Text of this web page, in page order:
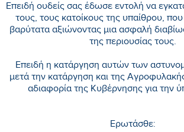
Επειδή ουδείς σας έδωσε εντολή να
τους, τους κατοίκους της υπαίθρου,
βαρύτατα αξιώνοντας μια ασφαλή
της περιουσίας τους.
Επειδή η κατάργηση αυτών των
μετά την κατάργηση και της
αδιαφορία της Κυβέρνησης για την
Ερωτάσθε: